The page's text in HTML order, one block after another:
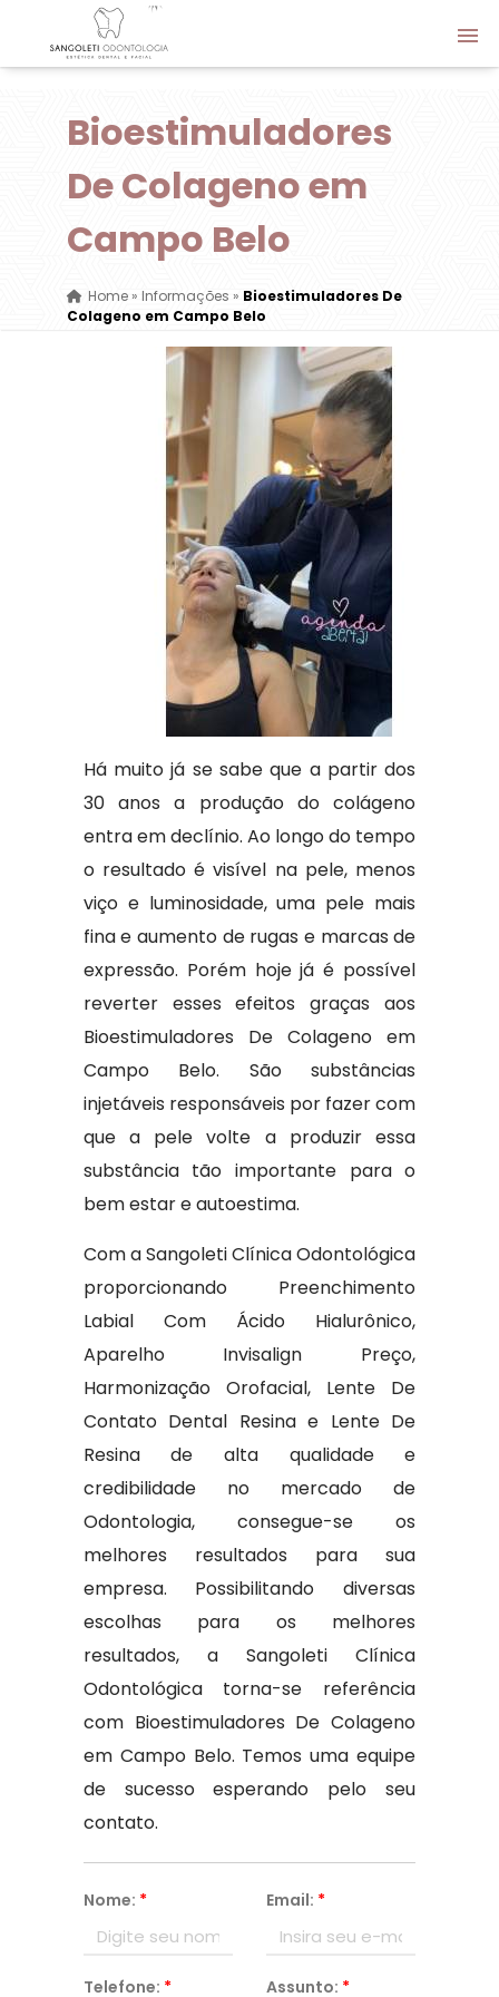
Bioestimuladores
De Colageno em
Campo Belo
Home» Informações » Bioestimuladores De
Colageno em Campo Belo
Há muito já se sabe que a partir dos
30 anos a produção do colágeno
entra em declínio. Ao longo do tempo
o resultado é visível na pele, menos
viço e luminosidade, uma pele mais
fina e aumento de rugas e marcas de
expressão. Porém hoje já é possível
reverter esses efeitos graças aos
Bioestimuladores De Colageno em
Campo Belo. São substâncias
injetáveis responsáveis por fazer com
que a pele volte a produzir essa
substância tão importante para o
bem estar e autoestima.
Com a Sangoleti Clínica Odontológica
proporcionando Preenchimento
Labial Com Ácido Hialurônico,
Aparelho Invisalign Preço,
Harmonização Orofacial, Lente De
Contato Dental Resina e Lente De
Resina de alta qualidade e
credibilidade no mercado de
Odontologia, consegue-se os
melhores resultados para sua
empresa. Possibilitando diversas
escolhas para os melhores
resultados, a Sangoleti Clínica
Odontológica torna-se referência
com Bioestimuladores De Colageno
em Campo Belo. Temos uma equipe
de sucesso esperando pelo seu
contato.
Nome: * Email: *
Telefone: * Assunto: *